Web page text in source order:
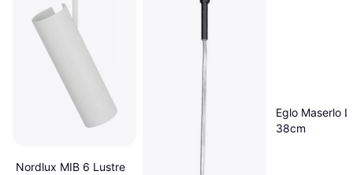
Nordlux MIB 6 Lustre
Eglo Maserlo
38cm